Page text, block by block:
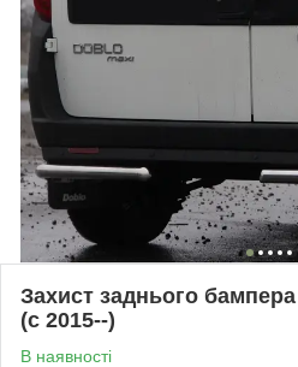
Захист заднього
(c 2015--)
В наявності